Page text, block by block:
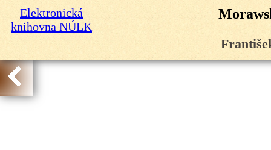
Elektronická
knihovna NÚLK